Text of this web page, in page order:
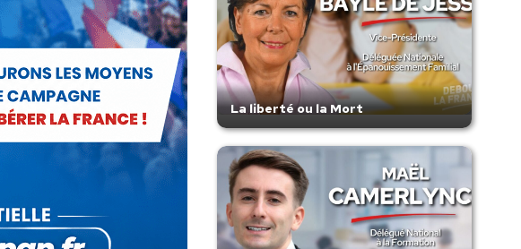
« Les
sur RTL
2022
La liberté ou la Mort